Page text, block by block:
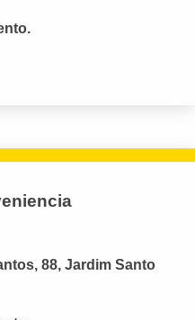
88, Jardim Santo